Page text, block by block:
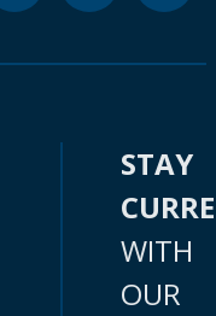
STAY
WITH
OUR